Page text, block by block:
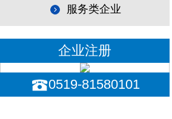
服务类企业
企业注册
0519-81580101